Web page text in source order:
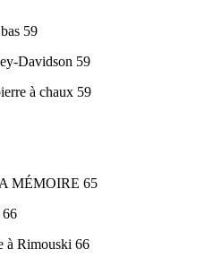
59
Davidson 59
à chaux 59
MÉMOIRE 65
66
à Rimouski 66